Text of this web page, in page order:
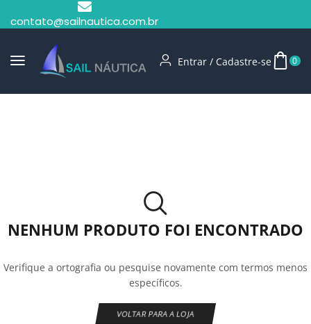
contato@sailnautica.com.br
Entrar / Cadastre-se 0
NENHUM PRODUTO FOI ENCONTRADO
Verifique a ortografia ou pesquise novamente com termos menos
específicos.
VOLTAR PARA A LOJA